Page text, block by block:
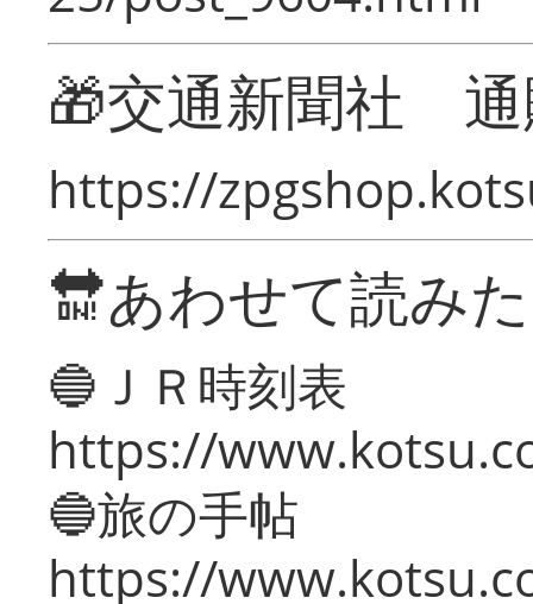
🎁交通新聞社
https://
🔛あわせて読み
🔵ＪＲ時刻表
https://
🔵旅の手帖
https://